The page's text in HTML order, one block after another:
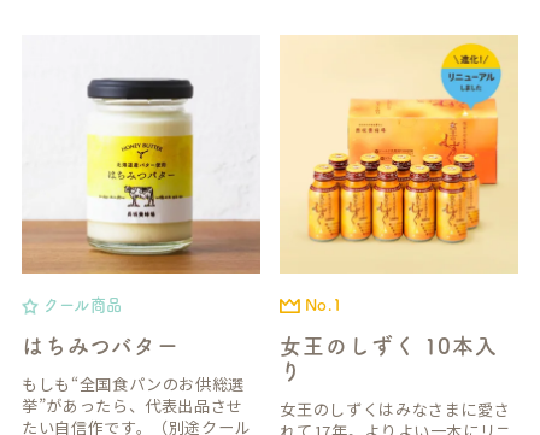
クール商品
はちみつバター
もしも“全国食パンのお供総選
挙”があったら、代表出品させ
たい自信作です。（別途クール
No.1
女王のしずく 10本入
り
女王のしずくはみなさまに愛さ
れて17年。よりよい一本にリニ